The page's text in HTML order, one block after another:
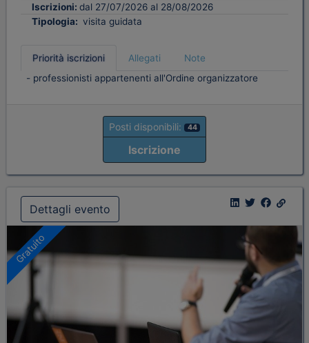
Iscrizioni: dal 27/07/2026 al 28/08/2026
Tipologia: visita guidata
Priorità iscrizioni Allegati
Note
- professionisti appartenenti all'Ordine organizzatore
Posti disponibili: 44
Iscrizione
Dettagli evento
Gratuito